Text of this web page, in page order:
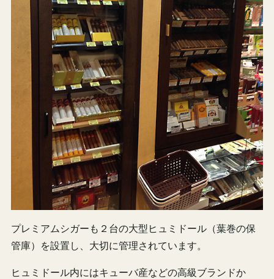
プレミアムシガーも２台の大型ヒュミドール（葉巻の保
管庫）を設置し、大切に管理されています。
ヒュミドール内にはキューバ産などの高級ブランドか